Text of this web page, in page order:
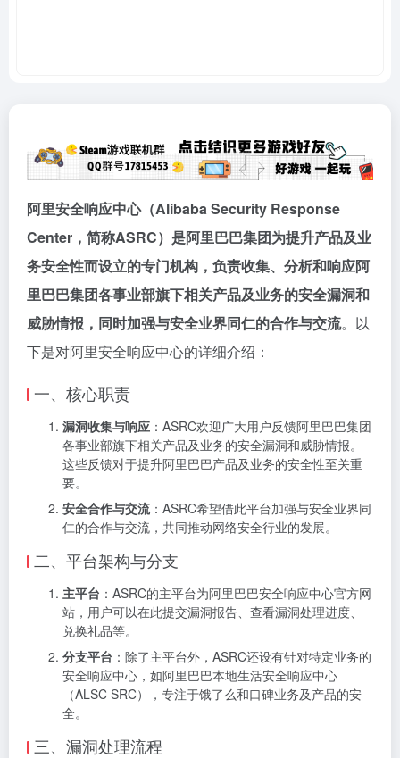
阿里安全响应中心（Alibaba Security Response
Center，简称ASRC）是阿里巴巴集团为提升产品及业
务安全性而设立的专门机构，负责收集、分析和响应阿
里巴巴集团各事业部旗下相关产品及业务的安全漏洞和
威胁情报，同时加强与安全业界同仁的合作与交流。以
下是对阿里安全响应中心的详细介绍：
一、核心职责
漏洞收集与响应 ：ASRC欢迎广大用户反馈阿里巴巴集团
各事业部旗下相关产品及业务的安全漏洞和威胁情报。
这些反馈对于提升阿里巴巴产品及业务的安全性至关重
要。
安全合作与交流：ASRC希望借此平台加强与安全业界同
仁的合作与交流，共同推动网络安全行业的发展。
二、平台架构与分支
主平台 ：ASRC的主平台为阿里巴巴安全响应中心官方网
站，用户可以在此提交漏洞报告、查看漏洞处理进度、
兑换礼品等。
分支平台 ：除了主平台外，ASRC还设有针对特定业务的
安全响应中心，如阿里巴巴本地生活安全响应中心
（ALSC SRC），专注于饿了么和口碑业务及产品的安
全。
三、漏洞处理流程